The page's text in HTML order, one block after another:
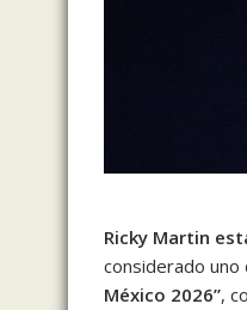
Ricky Martin
considerado uno
México 2026”,